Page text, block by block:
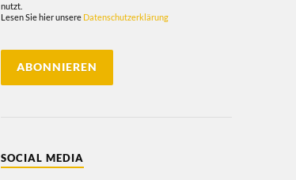
nutzt.
Lesen Sie hier unsere Datenschutzerklärung
SOCIAL MEDIA